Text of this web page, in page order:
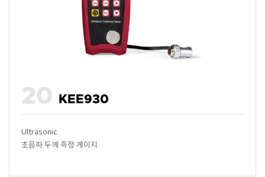
20 KEE930
Ultrasonic
초음파 두께 측정 게이지